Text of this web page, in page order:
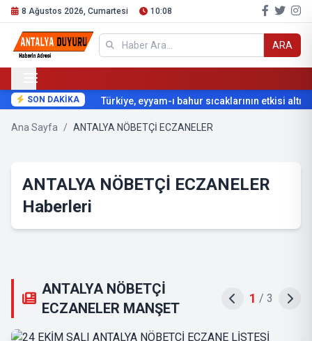
8 Ağustos 2026, Cumartesi 10:08
ARA
SON DAKİKA Türkiye, eyyam-ı bahur sıcaklarının etkisi
Ana Sayfa / ANTALYA NÖBETÇİ ECZANELER
ANTALYA NÖBETÇİ ECZANELER
Haberleri
ANTALYA NÖBETÇİ
ECZANELER MANŞET
1 / 3